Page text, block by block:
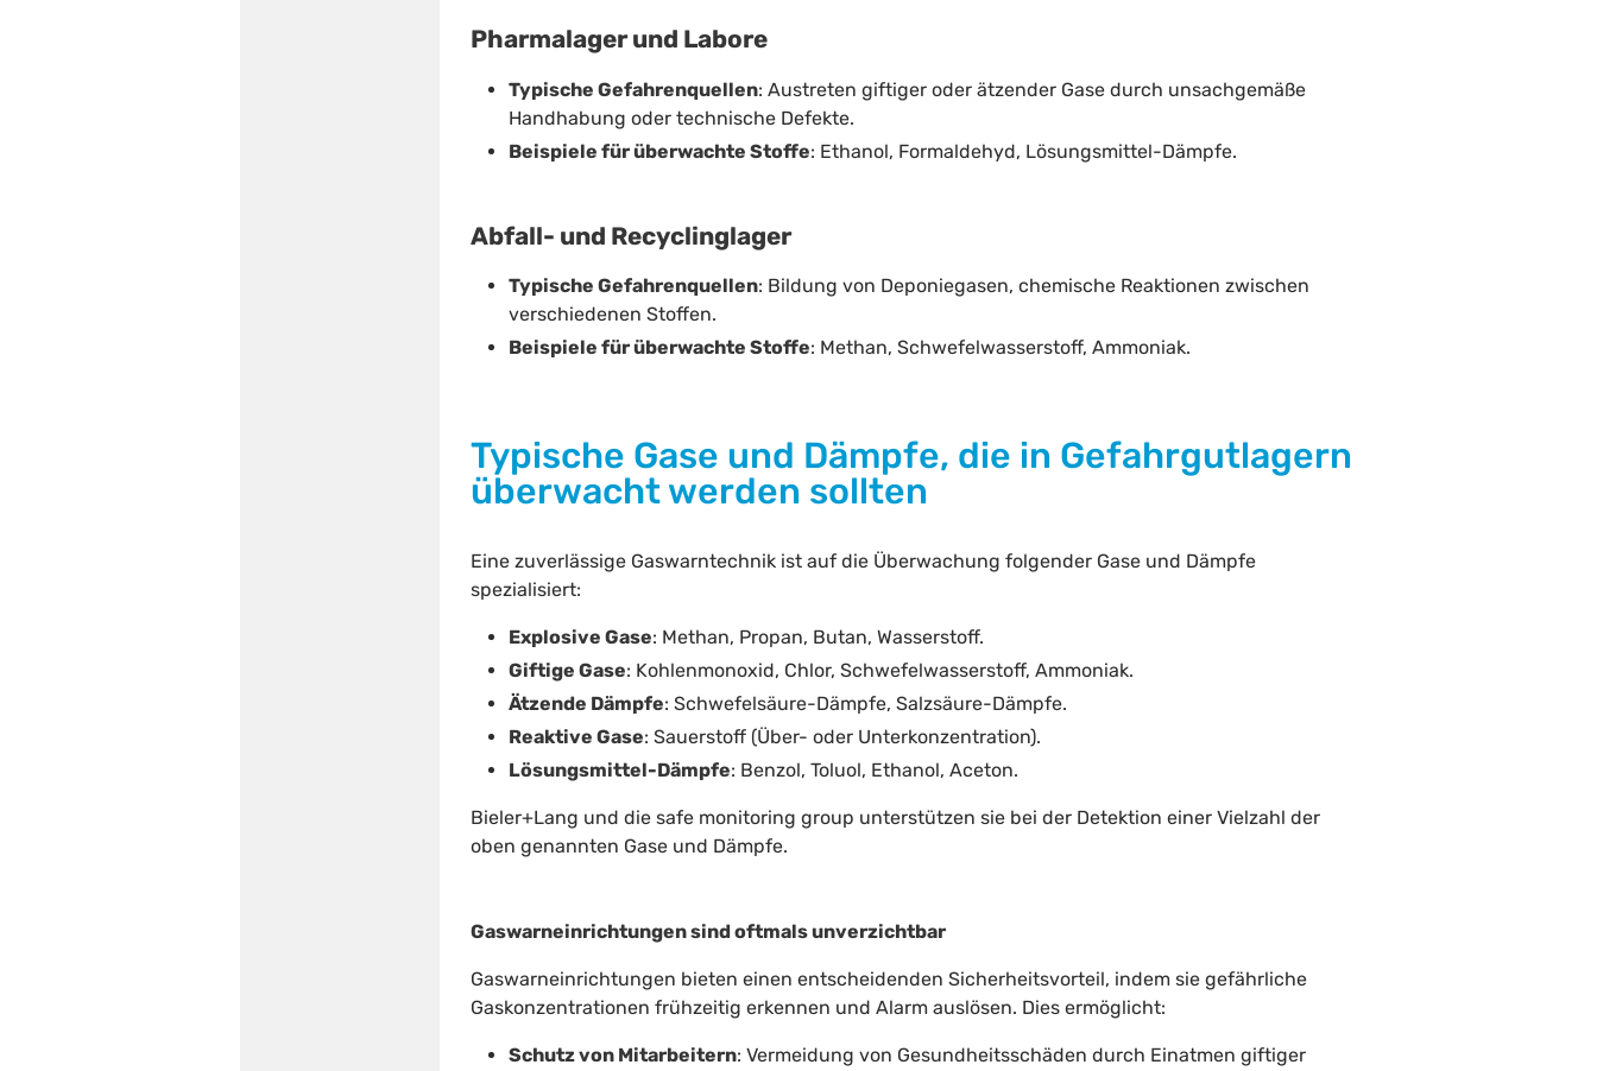
Pharmalager und Labore
Typische Gefahrenquellen: Austreten giftiger oder ätzender Gase durch unsachgemäße
Handhabung oder technische Defekte.
Beispiele für überwachte Stoffe: Ethanol, Formaldehyd, Lösungsmittel-Dämpfe.
Abfall- und Recyclinglager
Typische Gefahrenquellen: Bildung von Deponiegasen, chemische Reaktionen zwischen
verschiedenen Stoffen.
Beispiele für überwachte Stoffe: Methan, Schwefelwasserstoff, Ammoniak.
Typische Gase und Dämpfe, die in Gefahrgutlagern
überwacht werden sollten
Eine zuverlässige Gaswarntechnik ist auf die Überwachung folgender Gase und Dämpfe
spezialisiert:
Explosive Gase: Methan, Propan, Butan, Wasserstoff.
Giftige Gase: Kohlenmonoxid, Chlor, Schwefelwasserstoff, Ammoniak.
Ätzende Dämpfe: Schwefelsäure-Dämpfe, Salzsäure-Dämpfe.
Reaktive Gase: Sauerstoff (Über- oder Unterkonzentration).
Lösungsmittel-Dämpfe: Benzol, Toluol, Ethanol, Aceton.
Bieler+Lang und die safe monitoring group unterstützen sie bei der Detektion einer Vielzahl der
oben genannten Gase und Dämpfe.
Gaswarneinrichtungen sind oftmals unverzichtbar
Gaswarneinrichtungen bieten einen entscheidenden Sicherheitsvorteil, indem sie gefährliche
Gaskonzentrationen frühzeitig erkennen und Alarm auslösen. Dies ermöglicht:
Schutz von Mitarbeitern: Vermeidung von Gesundheitsschäden durch Einatmen giftiger